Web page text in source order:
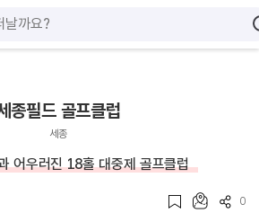
종필드 골프클럽
세종
어우러진 18홀 대중제 골프클럽
0